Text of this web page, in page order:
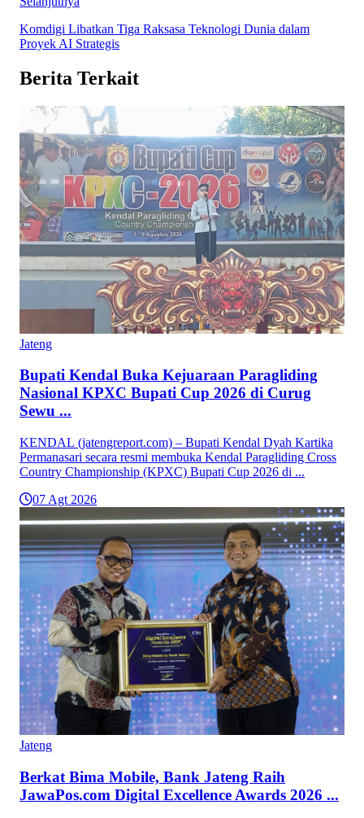
Komdigi Libatkan Tiga Raksasa Teknologi Dunia dalam
Proyek AI Strategis
Berita Terkait
Jateng
Bupati Kendal Buka Kejuaraan Paragliding
Nasional KPXC Bupati Cup 2026 di Curug
Sewu ...
KENDAL (jatengreport.com) – Bupati Kendal Dyah Kartika
Permanasari secara resmi membuka Kendal Paragliding Cross
Country Championship (KPXC) Bupati Cup 2026 di ...
07 Agt 2026
Jateng
Berkat Bima Mobile, Bank Jateng Raih
JawaPos.com Digital Excellence Awards 2026 ...